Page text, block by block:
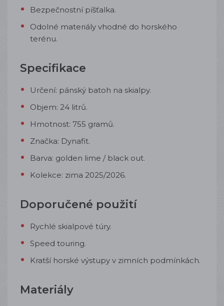
Bezpečnostní píšťalka.
Odolné materiály vhodné do horského
terénu.
Specifikace
Určení: pánský batoh na skialpy.
Objem: 24 litrů.
Hmotnost: 755 gramů.
Značka: Dynafit.
Barva: golden lime / black out.
Kolekce: zima 2025/2026.
Doporučené použití
Rychlé skialpové túry.
Speed touring.
Kratší horské výstupy v zimních podmínkách.
Materiály